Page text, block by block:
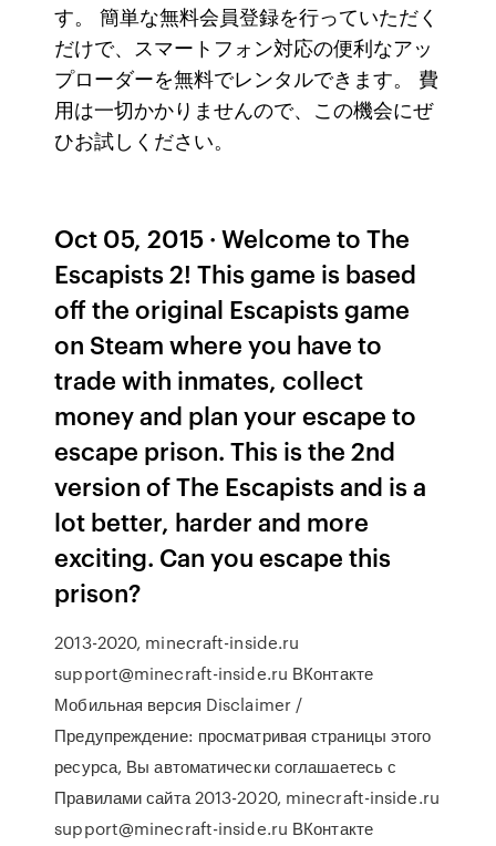
す。 簡単な無料会員登録を行っていただく
だけで、スマートフォン対応の便利なアッ
プローダーを無料でレンタルできます。 費
用は一切かかりませんので、この機会にぜ
ひお試しください。
Oct 05, 2015 · Welcome to The
Escapists 2! This game is based
off the original Escapists game
on Steam where you have to
trade with inmates, collect
money and plan your escape to
escape prison. This is the 2nd
version of The Escapists and is a
lot better, harder and more
exciting. Can you escape this
prison?
2013-2020, minecraft-inside.ru
support@minecraft-inside.ru ВКонтакте
Мобильная версия Disclaimer /
Предупреждение: просматривая страницы этого
ресурса, Вы автоматически соглашаетесь с
Правилами сайта 2013-2020, minecraft-inside.ru
support@minecraft-inside.ru ВКонтакте